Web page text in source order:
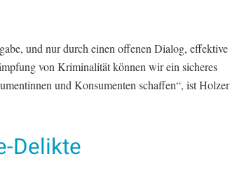
und nur durch einen offenen Dialog, effektive
von Kriminalität können wir ein sicheres
und Konsumenten schaffen“, ist Holzer
Delikte